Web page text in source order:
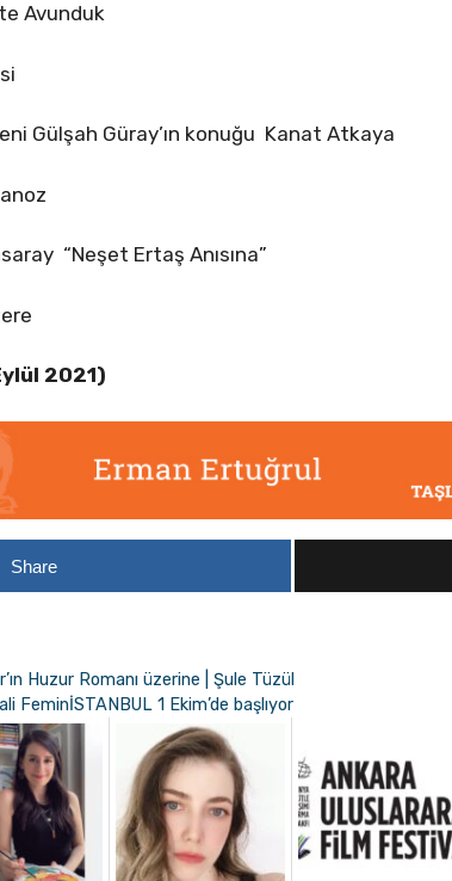
Avunduk
Gülşah Güray’ın konuğu Kanat Atkaya
“Neşet Ertaş Anısına”
2021)
Share
Huzur Romanı üzerine | Şule Tüzül
FeminİSTANBUL 1 Ekim’de başlıyor